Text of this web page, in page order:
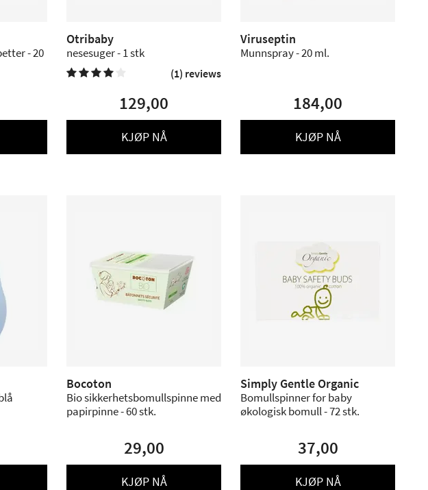
- 20
Otribaby
nesesuger - 1 stk
 (1) reviews
129,00
KJØP NÅ
Viruseptin
Munnspray - 20 ml.
184,00
KJØP NÅ
Bocoton
Bio sikkerhetsbomullspinne med
papirpinne - 60 stk.
29,00
KJØP NÅ
Simply Gentle Organic
Bomullspinner for baby
økologisk bomull - 72 stk.
37,00
KJØP NÅ